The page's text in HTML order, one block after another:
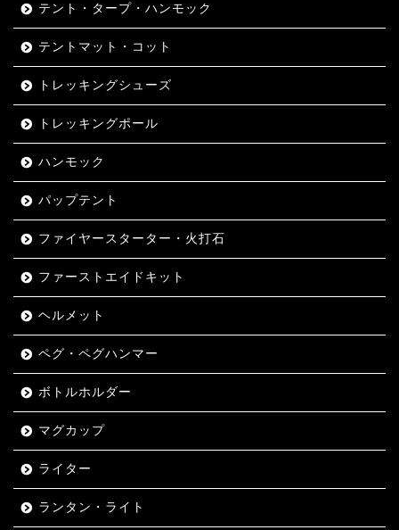
テント・タープ・ハンモック
テントマット・コット
トレッキングシューズ
トレッキングポール
ハンモック
パップテント
ファイヤースターター・火打石
ファーストエイドキット
ヘルメット
ペグ・ペグハンマー
ボトルホルダー
マグカップ
ライター
ランタン・ライト